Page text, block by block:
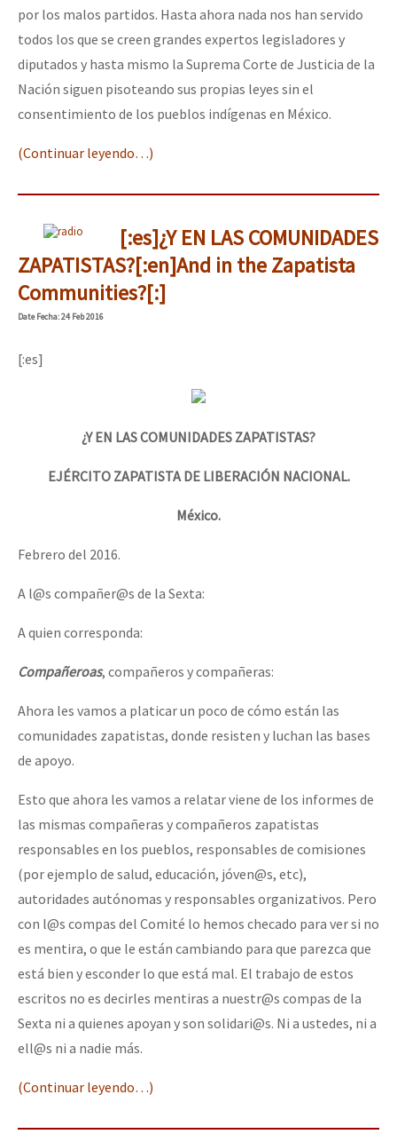
por los malos partidos. Hasta ahora nada nos han servido
todos los que se creen grandes expertos legisladores y
diputados y hasta mismo la Suprema Corte de Justicia de la
Nación siguen pisoteando sus propias leyes sin el
consentimiento de los pueblos indígenas en México.
(Continuar leyendo…)
[:es]¿Y EN LAS COMUNIDADES
ZAPATISTAS?[:en]And in the Zapatista
Communities?[:]
DateFecha: 24 Feb 2016
[:es]
¿Y EN LAS COMUNIDADES ZAPATISTAS?
EJÉRCITO ZAPATISTA DE LIBERACIÓN NACIONAL.
México.
Febrero del 2016.
A l@s compañer@s de la Sexta:
A quien corresponda:
Compañeroas, compañeros y compañeras:
Ahora les vamos a platicar un poco de cómo están las
comunidades zapatistas, donde resisten y luchan las bases
de apoyo.
Esto que ahora les vamos a relatar viene de los informes de
las mismas compañeras y compañeros zapatistas
responsables en los pueblos, responsables de comisiones
(por ejemplo de salud, educación, jóven@s, etc),
autoridades autónomas y responsables organizativos. Pero
con l@s compas del Comité lo hemos checado para ver si no
es mentira, o que le están cambiando para que parezca que
está bien y esconder lo que está mal. El trabajo de estos
escritos no es decirles mentiras a nuestr@s compas de la
Sexta ni a quienes apoyan y son solidari@s. Ni a ustedes, ni a
ell@s ni a nadie más.
(Continuar leyendo…)